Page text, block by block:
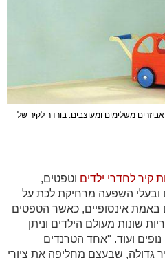
משלימים ומעוצבים. בורדר לקיר של
קיר לחדרי ילדים וטפטים,
ובעלי השפעה מרחיקת לכת על
באמת אינסופיים, כאשר הטפטים
שונות מעולם הילדים וניתן
ועוד. "אחד הטרנדים
גדולה, שבעצם מחליפה את ציורי